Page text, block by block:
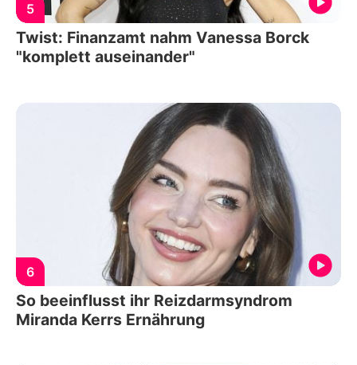
5
Twist: Finanzamt nahm Vanessa Borck
"komplett auseinander"
6
So beeinflusst ihr Reizdarmsyndrom
Miranda Kerrs Ernährung